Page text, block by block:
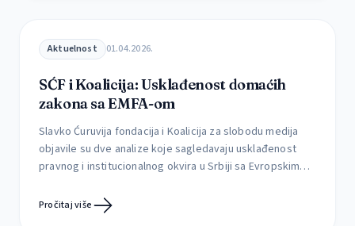
Aktuelnost 01.04.2026.
SĆF i Koalicija: Usklađenost domaćih
zakona sa EMFA-om
Slavko Ćuruvija fondacija i Koalicija za slobodu medija
objavile su dve analize koje sagledavaju usklađenost
pravnog i institucionalnog okvira u Srbiji sa Evropskim
njegove implementacije u postojećim okolnostima.
Pročitaj više